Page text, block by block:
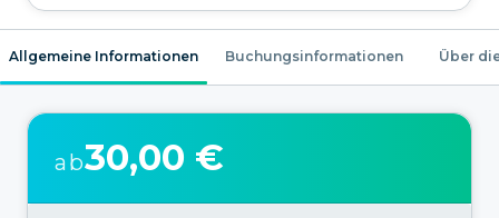
Allgemeine Informationen Buchungsinformationen Über
ab30,00 €